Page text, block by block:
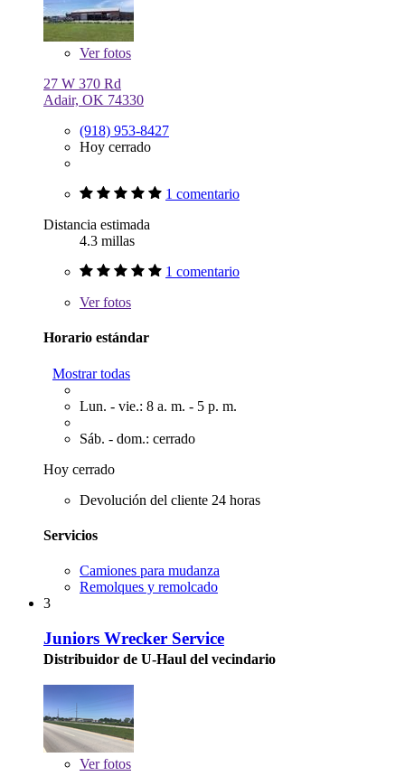
Verfotos
27 W 370 Rd
Adair, OK 74330
(918) 953-8427
Hoy cerrado
1 comentario
Distancia estimada
4.3 millas
1 comentario
Verfotos
Horario estándar
Mostrar todas
Lun. - vie.: 8 a. m. - 5 p. m.
Sáb. - dom.: cerrado
Hoy cerrado
Devolución del cliente 24 horas
Servicios
Camiones para mudanza
Remolques y remolcado
3
Juniors Wrecker Service
Distribuidor de U-Haul del vecindario
Verfotos